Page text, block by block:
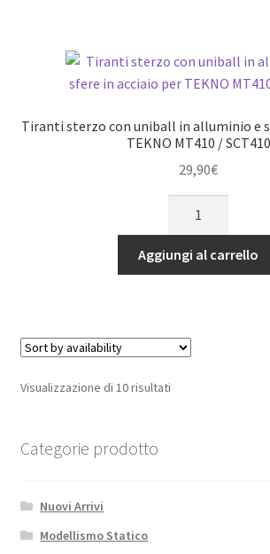
e
sfere
acciaio
per
TEKNO
SCT410
quantità
Tiranti sterzo con uniball in alluminio e
TEKNO MT410 / SCT410
29,90€
con
uniball
e
sfere
in
Aggiungi al carrello
Visualizzazione di 10 risultati
Categorie prodotto
Nuovi Arrivi
Modellismo Statico